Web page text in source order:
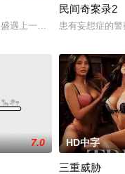
名校前途。砌砖建墙，朴拙
在面对跨越视力障碍、好
遇上一起离奇的神像杀人事
民间奇案录2
患有妄想症的
7.0 HD中字
三重威胁